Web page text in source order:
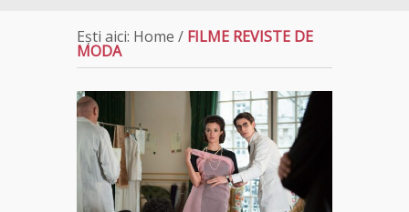
Ești aici: Home / FILME REVISTE DE
MODA